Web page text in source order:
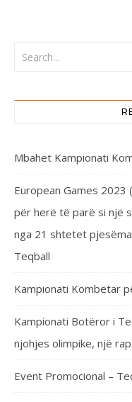
Mbahet Kampionati
European Games
për herë të parë si një
nga 21 shtetet
Teqball
Kampionati Kombëtar
Kampionati Botëror i
njohjes olimpike, një
Event Promocional –